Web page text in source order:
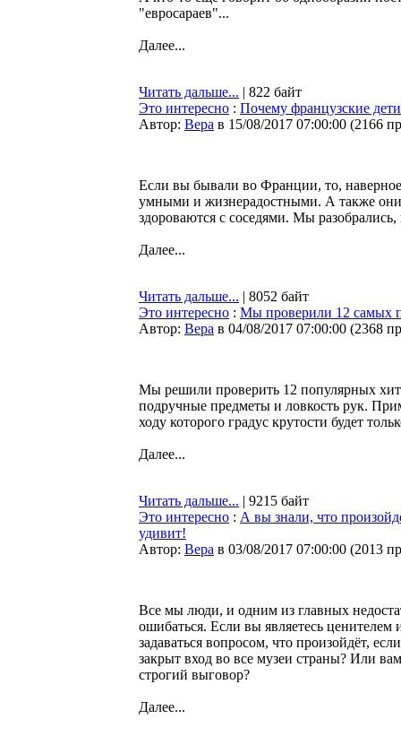
"евросараев"...
Далее...
Читать дальше... | 822 байт
Это интересно : Почему французские
Автор: Bepa в 15/08/2017 07:00:00 (2166
Если вы бывали во Франции, то,
умными и жизнерадостными. А также они
здороваются с соседями. Мы
Далее...
Читать дальше... | 8052 байт
Это интересно : Мы проверили 12 самых
Автор: Bepa в 04/08/2017 07:00:00 (2368
Мы решили проверить 12 популярных
подручные предметы и ловкость рук.
ходу которого градус крутости будет
Далее...
Читать дальше... | 9215 байт
Это интересно : А вы знали, что
удивит!
Автор: Bepa в 03/08/2017 07:00:00 (2013
Все мы люди, и одним из главных
ошибаться. Если вы являетесь ценителем
задаваться вопросом, что произойдёт,
закрыт вход во все музеи страны? Или
строгий выговор?
Далее...